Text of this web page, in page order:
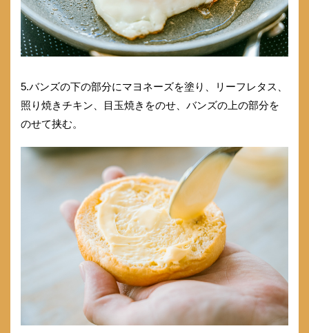
5.バンズの下の部分にマヨネーズを塗り、リーフレタス、
照り焼きチキン、目玉焼きをのせ、バンズの上の部分を
のせて挟む。